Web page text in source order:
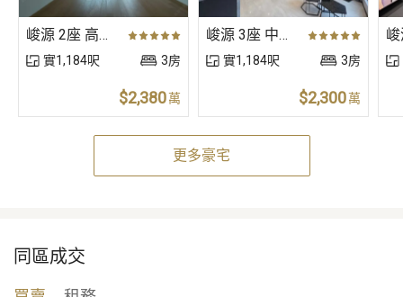
峻源 2座 高層 A室
實1,184呎 3房
$2,380萬
峻源 3座 中層 A室
實1,184呎 3房
$2,300萬
更多豪宅
同區成交